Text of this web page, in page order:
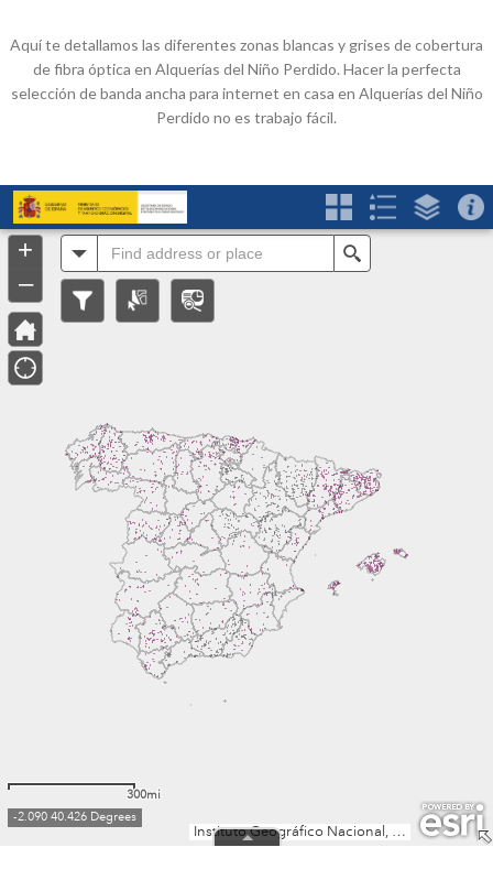
Aquí te detallamos las diferentes zonas blancas y grises de cobertura
de fibra óptica en Alquerías del Niño Perdido. Hacer la perfecta
selección de banda ancha para internet en casa en Alquerías del Niño
Perdido no es trabajo fácil.